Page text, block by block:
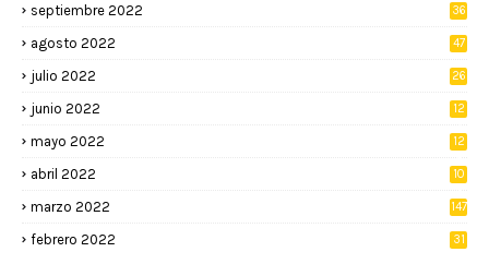
septiembre 2022 36
agosto 2022 47
julio 2022 26
junio 2022
12
mayo 2022
12
abril 2022
10
marzo 2022 147
febrero 2022 31